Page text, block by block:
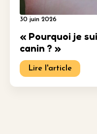
« Pourquoi je
canin ? »
30 juin 2026
Lire l'article